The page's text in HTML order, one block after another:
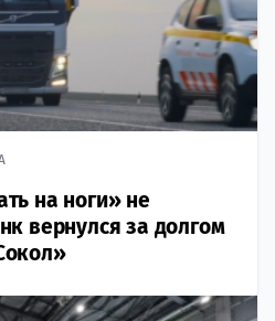
на ноги» не
вернулся за долгом